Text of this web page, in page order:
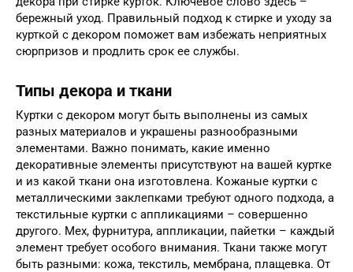
бережный уход. Правильный подход к стирке и уходу за
курткой с декором поможет вам избежать неприятных
сюрпризов и продлить срок ее службы.
Типы декора и ткани
Куртки с декором могут быть выполнены из самых
разных материалов и украшены разнообразными
элементами. Важно понимать, какие именно
декоративные элементы присутствуют на вашей куртке
и из какой ткани она изготовлена. Кожаные куртки с
металлическими заклепками требуют одного подхода, а
текстильные куртки с аппликациями – совершенно
другого. Мех, фурнитура, аппликации, пайетки – каждый
элемент требует особого внимания. Ткани также могут
быть разными: кожа, текстиль, мембрана, плащевка. От